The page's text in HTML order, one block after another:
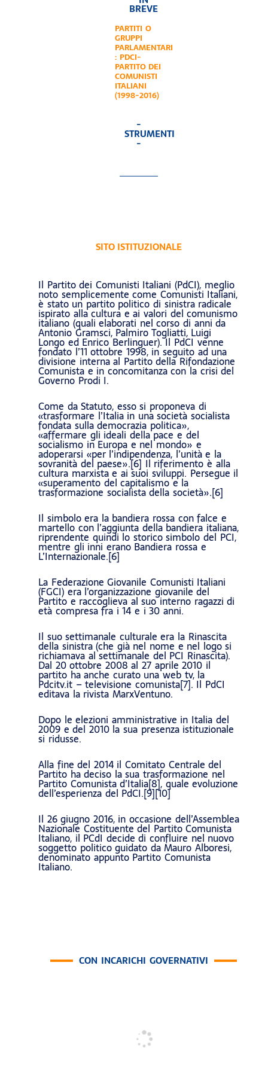
BREVE
PARTITI O
GRUPPI
PARLAMENTARI
: PDCI-
PARTITO DEI
COMUNISTI
ITALIANI
(1998-2016)
-
STRUMENTI
-
SITO ISTITUZIONALE
Il Partito dei Comunisti Italiani (PdCI), meglio
noto semplicemente come Comunisti Italiani,
è stato un partito politico di sinistra radicale
ispirato alla cultura e ai valori del comunismo
italiano (quali elaborati nel corso di anni da
Antonio Gramsci, Palmiro Togliatti, Luigi
Longo ed Enrico Berlinguer). Il PdCI venne
fondato l’11 ottobre 1998, in seguito ad una
divisione interna al Partito della Rifondazione
Comunista e in concomitanza con la crisi del
Governo Prodi I.
Come da Statuto, esso si proponeva di
«trasformare l’Italia in una società socialista
fondata sulla democrazia politica»,
«affermare gli ideali della pace e del
socialismo in Europa e nel mondo» e
adoperarsi «per l’indipendenza, l’unità e la
sovranità del paese».[6] Il riferimento è alla
cultura marxista e ai suoi sviluppi. Persegue il
«superamento del capitalismo e la
trasformazione socialista della società».[6]
Il simbolo era la bandiera rossa con falce e
martello con l’aggiunta della bandiera italiana,
riprendente quindi lo storico simbolo del PCI,
mentre gli inni erano Bandiera rossa e
L’Internazionale.[6]
La Federazione Giovanile Comunisti Italiani
(FGCI) era l’organizzazione giovanile del
Partito e raccoglieva al suo interno ragazzi di
età compresa fra i 14 e i 30 anni.
Il suo settimanale culturale era la Rinascita
della sinistra (che già nel nome e nel logo si
richiamava al settimanale del PCI Rinascita).
Dal 20 ottobre 2008 al 27 aprile 2010 il
partito ha anche curato una web tv, la
Pdcitv.it – televisione comunista[7]. Il PdCI
editava la rivista MarxVentuno.
Dopo le elezioni amministrative in Italia del
2009 e del 2010 la sua presenza istituzionale
si ridusse.
Alla fine del 2014 il Comitato Centrale del
Partito ha deciso la sua trasformazione nel
Partito Comunista d’Italia[8], quale evoluzione
dell’esperienza del PdCI.[9][10]
Il 26 giugno 2016, in occasione dell’Assemblea
Nazionale Costituente del Partito Comunista
Italiano, il PCdI decide di confluire nel nuovo
soggetto politico guidato da Mauro Alboresi,
denominato appunto Partito Comunista
Italiano.
CON INCARICHI GOVERNATIVI